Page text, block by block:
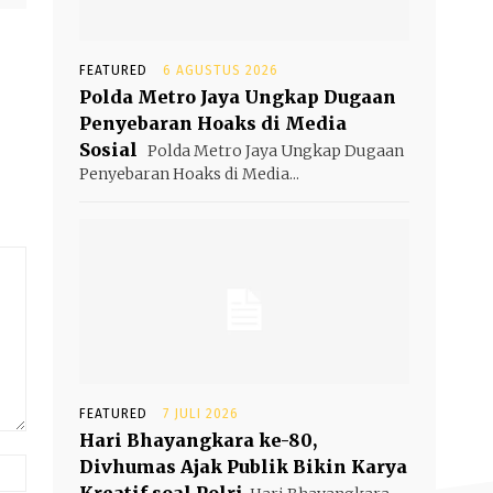
Website:
FEATURED 6 AGUSTUS 2026
Polda Metro Jaya Ungkap Dugaan
Penyebaran Hoaks di Media
Sosial Polda Metro Jaya Ungkap Dugaan
Penyebaran Hoaks di Media...
FEATURED 7 JULI 2026
Hari Bhayangkara ke-80,
Divhumas Ajak Publik Bikin Karya